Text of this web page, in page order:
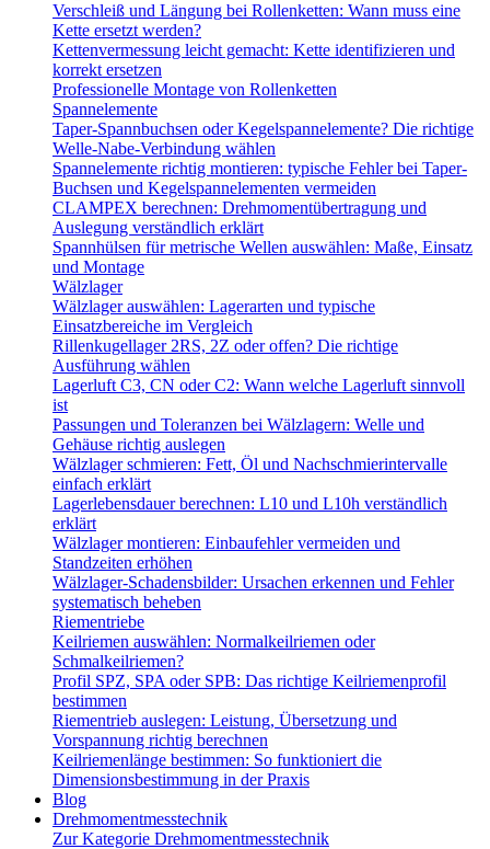
Verschleiß und Längung bei Rollenketten: Wann muss eine
Kette ersetzt werden?
Kettenvermessung leicht gemacht: Kette identifizieren und
korrekt ersetzen
Professionelle Montage von Rollenketten
Spannelemente
Taper-Spannbuchsen oder Kegelspannelemente? Die richtige
Welle-Nabe-Verbindung wählen
Spannelemente richtig montieren: typische Fehler bei Taper-
Buchsen und Kegelspannelementen vermeiden
CLAMPEX berechnen: Drehmomentübertragung und
Auslegung verständlich erklärt
Spannhülsen für metrische Wellen auswählen: Maße, Einsatz
und Montage
Wälzlager
Wälzlager auswählen: Lagerarten und typische
Einsatzbereiche im Vergleich
Rillenkugellager 2RS, 2Z oder offen? Die richtige
Ausführung wählen
Lagerluft C3, CN oder C2: Wann welche Lagerluft sinnvoll
ist
Passungen und Toleranzen bei Wälzlagern: Welle und
Gehäuse richtig auslegen
Wälzlager schmieren: Fett, Öl und Nachschmierintervalle
einfach erklärt
Lagerlebensdauer berechnen: L10 und L10h verständlich
erklärt
Wälzlager montieren: Einbaufehler vermeiden und
Standzeiten erhöhen
Wälzlager-Schadensbilder: Ursachen erkennen und Fehler
systematisch beheben
Riementriebe
Keilriemen auswählen: Normalkeilriemen oder
Schmalkeilriemen?
Profil SPZ, SPA oder SPB: Das richtige Keilriemenprofil
bestimmen
Riementrieb auslegen: Leistung, Übersetzung und
Vorspannung richtig berechnen
Keilriemenlänge bestimmen: So funktioniert die
Dimensionsbestimmung in der Praxis
Blog
Drehmomentmesstechnik
Zur Kategorie Drehmomentmesstechnik